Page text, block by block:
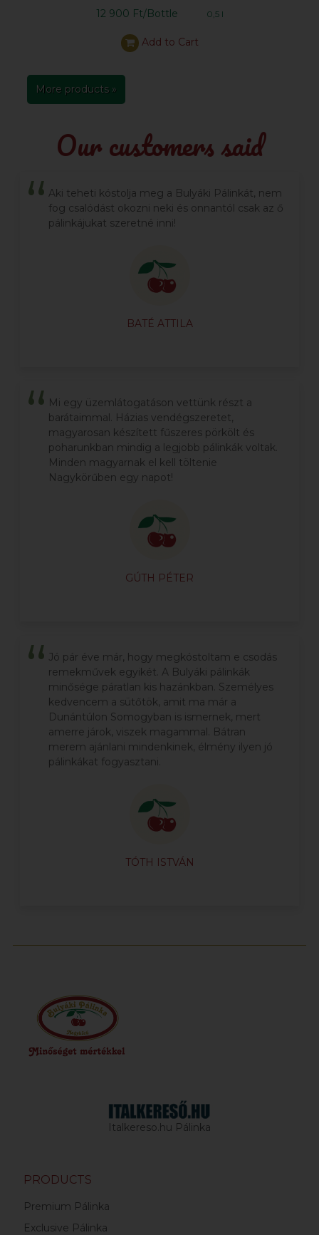
12 900 Ft/Bottle 0,5 l
Add to Cart
More products »
Our customers said
Aki teheti kóstolja meg a Bulyáki Pálinkát, nem
fog csalódást okozni neki és onnantól csak az ő
pálinkájukat szeretné inni!
BATÉ ATTILA
Mi egy üzemlátogatáson vettünk részt a
barátaimmal. Házias vendégszeretet,
magyarosan készített fűszeres pörkölt és
poharunkban mindig a legjobb pálinkák voltak.
Minden magyarnak el kell töltenie
Nagykörűben egy napot!
GÚTH PÉTER
Jó pár éve már, hogy megkóstoltam e csodás
remekművek egyikét. A Bulyáki pálinkák
minősége páratlan kis hazánkban. Személyes
kedvencem a sütőtök, amit ma már a
Dunántúlon Somogyban is ismernek, mert
amerre járok, viszek magammal. Bátran
merem ajánlani mindenkinek, élmény ilyen jó
pálinkákat fogyasztani.
TÓTH ISTVÁN
Italkereso.hu Pálinka
PRODUCTS
Premium Pálinka
Exclusive Pálinka